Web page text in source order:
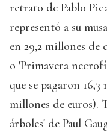
retrato de Pablo
representó a su
en 29,2 millones de
o 'Primavera
que se pagaron
millones de euros).
árboles' de Paul